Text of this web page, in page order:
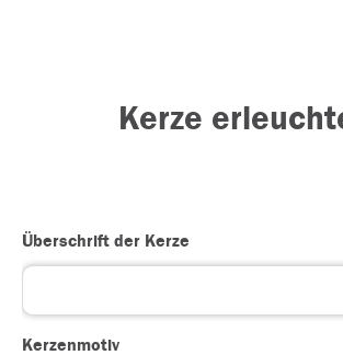
Kerze
Überschrift der Kerze
Kerzenmotiv